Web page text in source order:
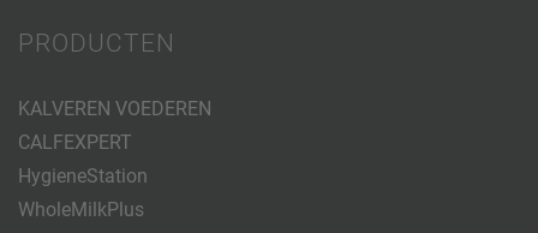
PRODUCTEN
KALVEREN VOEDEREN
CALFEXPERT
HygieneStation
WholeMilkPlus